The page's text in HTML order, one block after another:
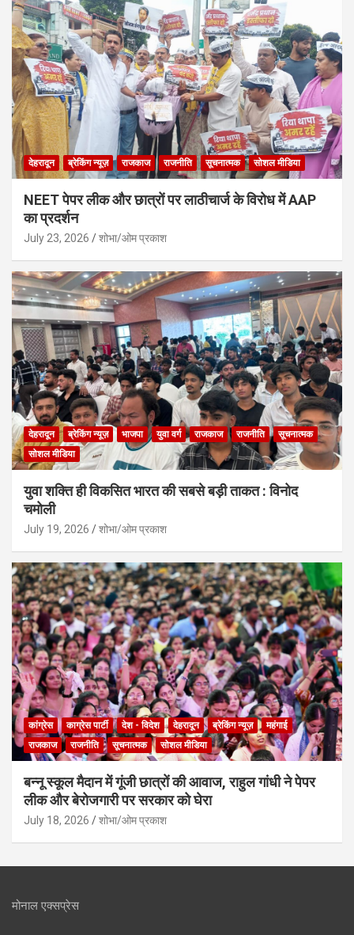
देहरादून ब्रेकिंग न्यूज़ राजकाज राजनीति सूचनात्मक सोशल मीडिया
NEET पेपर लीक और छात्रों पर लाठीचार्ज के विरोध में AAP
का प्रदर्शन
July 23, 2026 शोभा/ओम प्रकाश
देहरादून ब्रेकिंग न्यूज़ भाजपा युवा वर्ग राजकाज राजनीति
सूचनात्मक
सोशल मीडिया
युवा शक्ति ही विकसित भारत की सबसे बड़ी ताकत : विनोद
चमोली
July 19, 2026 शोभा/ओम प्रकाश
कांग्रेस काग्रेस पार्टी देश - विदेश देहरादून ब्रेकिंग न्यूज़
महंगाई
राजकाज
राजनीति सूचनात्मक सोशल मीडिया
बन्नू स्कूल मैदान में गूंजी छात्रों की आवाज, राहुल गांधी ने पेपर
लीक और बेरोजगारी पर सरकार को घेरा
July 18, 2026 शोभा/ओम प्रकाश
मोनाल एक्सप्रेस